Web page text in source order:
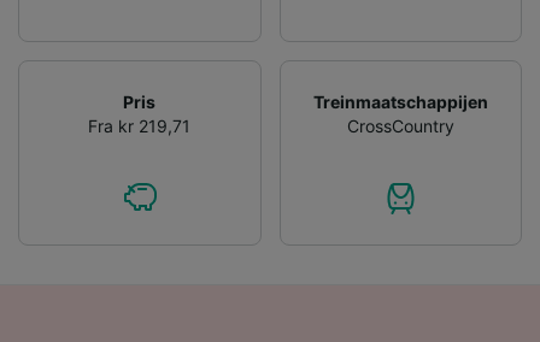
Pris
Fra kr 219,71
Treinmaatschappijen
CrossCountry